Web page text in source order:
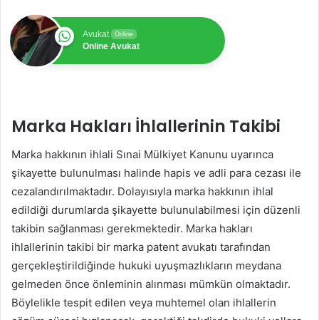
Avukat Online
Online Avukat
Marka Hakları İhlallerinin Takibi
Marka hakkının ihlali Sınai Mülkiyet Kanunu uyarınca
şikayette bulunulması halinde hapis ve adli para cezası ile
cezalandırılmaktadır. Dolayısıyla marka hakkının ihlal
edildiği durumlarda şikayette bulunulabilmesi için düzenli
takibin sağlanması gerekmektedir. Marka hakları
ihlallerinin takibi bir marka patent avukatı tarafından
gerçekleştirildiğinde hukuki uyuşmazlıkların meydana
gelmeden önce önleminin alınması mümkün olmaktadır.
Böylelikle tespit edilen veya muhtemel olan ihlallerin